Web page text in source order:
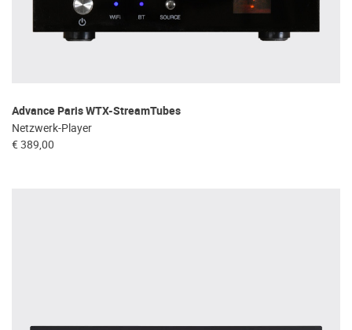
Advance Paris WTX-StreamTubes
Netzwerk-Player
€ 389,00